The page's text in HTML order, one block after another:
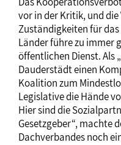
vor in der Kritik, und
Zuständigkeiten für
Länder führe zu immer
öffentlichen Dienst. Als
Dauderstädt einen
Koalition zum
Legislative die Hände
Hier sind die
Gesetzgeber“, machte
Dachverbandes noch